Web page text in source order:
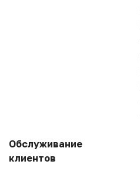
Обслуживание
клиентов